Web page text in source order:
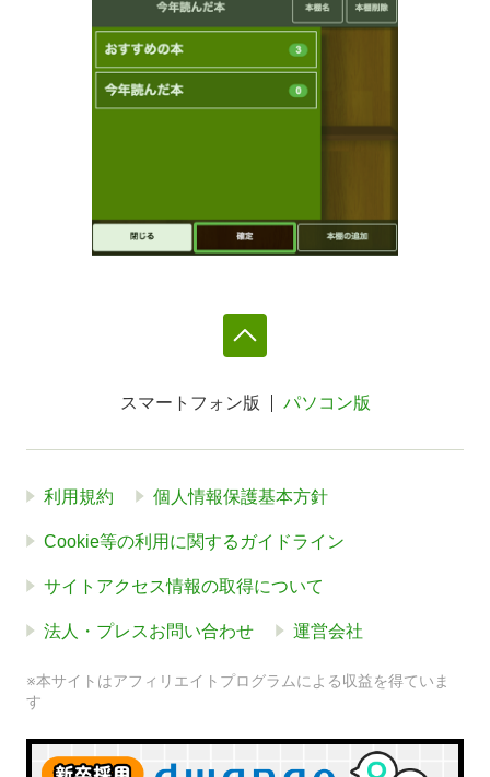
スマートフォン版 パソコン版
利用規約 個人情報保護基本方針
Cookie等の利用に関するガイドライン
サイトアクセス情報の取得について
法人・プレスお問い合わせ 運営会社
※本サイトはアフィリエイトプログラムによる収益を得ていま
す